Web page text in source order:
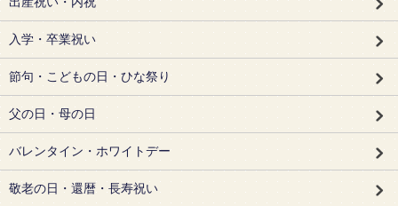
入学・卒業祝い
節句・こどもの日・ひな祭り
父の日・母の日
バレンタイン・ホワイトデー
敬老の日・還暦・長寿祝い